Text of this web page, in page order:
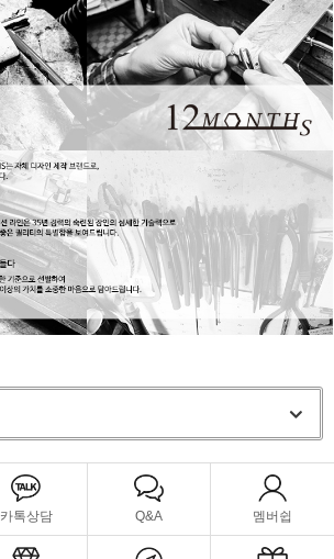
카톡상담 Q&A 멤버쉽